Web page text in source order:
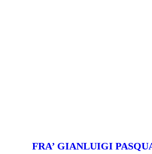
FRA’ GIANLUIGI